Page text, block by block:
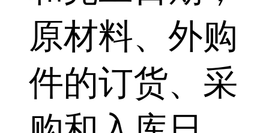
原材料、外购
件的订货、采